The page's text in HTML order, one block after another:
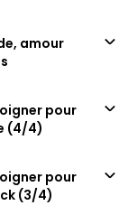
amour
pour
(4/4)
pour
(3/4)